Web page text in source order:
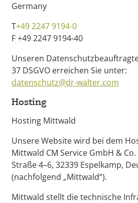
Germany
T+49 2247 9194-0
F +49 2247 9194-40
Unseren
37 DSGVO erreichen Sie unter:
datenschutz@dr-walter.com
Hosting
Hosting Mittwald
Unsere Website wird bei dem
Mittwald CM Service GmbH &
Straße 4–6, 32339 Espelkamp,
(nachfolgend „Mittwald“).
Mittwald stellt die technische